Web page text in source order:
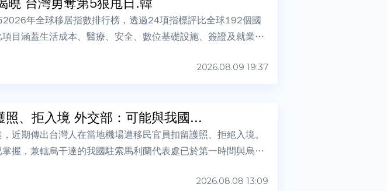
2026.08.09 19:37
2026年全球移居指數排行榜，透過24項指標評比全球192個國
目涵蓋生活成本、醫療、安全、數位基礎設施、簽證及就業等
照、拒入境 外交部：可能與我國...
2026.08.08 13:09
近期傳出台灣人在當地機場遭移民官員扣留護照、拒絕入境。
握，兼轄烏干達的我國駐索馬利蘭代表處已於第一時間與烏干